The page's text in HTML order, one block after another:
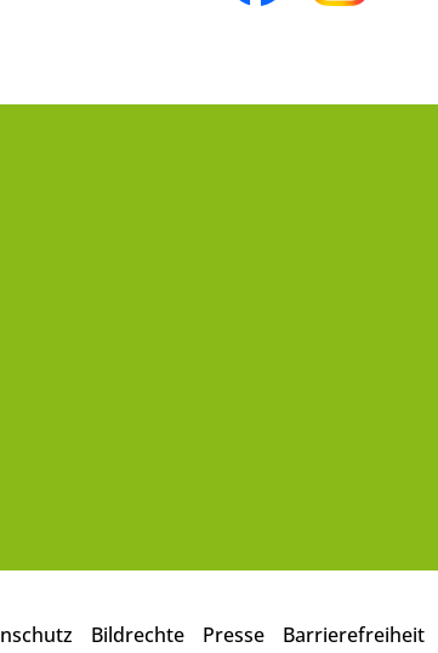
Bildrechte Presse Barrierefreiheit